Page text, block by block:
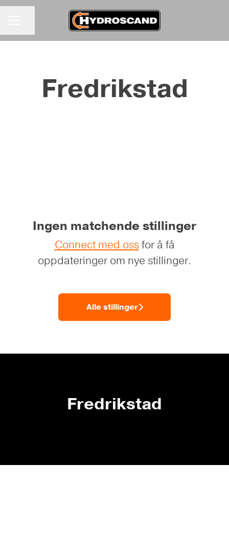
Fredrikstad
Ingen matchende stillinger
Connect med ossfor å få
oppdateringer om nye stillinger.
Alle stillinger
Fredrikstad